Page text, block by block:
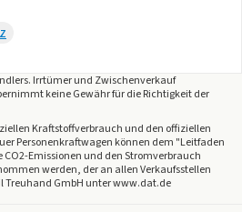
. Irrtümer und Zwischenverkauf
keine Gewähr für die Richtigkeit der
Kraftstoffverbrauch und den offiziellen
Personenkraftwagen können dem "Leitfaden
Emissionen und den Stromverbrauch
werden, der an allen Verkaufsstellen
Treuhand GmbH unter www.dat.de